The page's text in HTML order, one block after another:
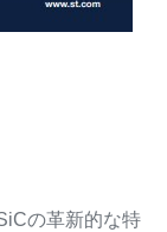
の革新的な特